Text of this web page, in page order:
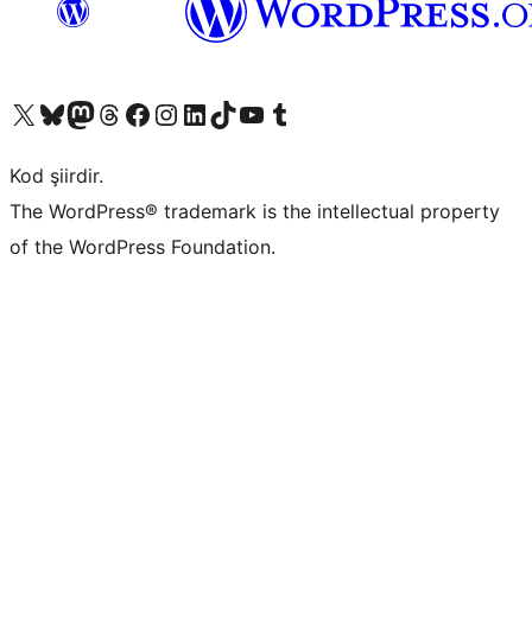
X (eski Twitter) hesabımıza bakın
Bluesky hesabımızı ziyaret edinMastodon hesabımızı ziyaret edinThreads hesabımızı ziyaret edinFacebook sayfamızı ziyaret edinInstagram hesabımızı ziyaret edinLinkedIn hesabımızı ziyaret edinTikTok hesabımızı ziyaret edinYouTube kanalımızı ziyaret edinTumblr hesabımızı ziyaret edin
Kod şiirdir.
The WordPress® trademark is the intellectual property
of the WordPress Foundation.